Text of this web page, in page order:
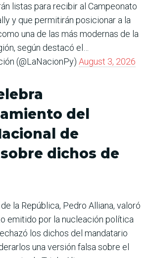
listas para recibir al Campeonato
y que permitirán posicionar a la
una de las más modernas de la
según destacó el…
(@LaNacionPy) August 3, 2026
del
de
dichos de
la República, Pedro Alliana, valoró
emitido por la nucleación política
los dichos del mandatario
una versión falsa sobre el